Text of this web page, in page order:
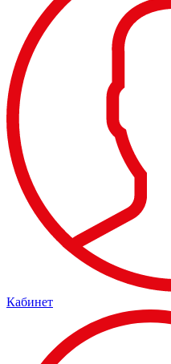
Кабинет